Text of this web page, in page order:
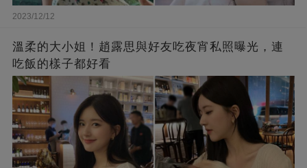
2023/12/12
溫柔的大小姐！趙露思與好友吃夜宵私照曝光，連
吃飯的樣子都好看